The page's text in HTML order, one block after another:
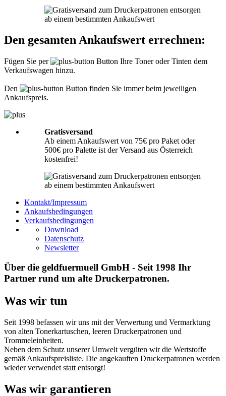
Informationen hierzu finden Sie unter Richtig packen.
Bitte legen Sie Ihrer Lieferung immer den
Angaben bei: Firmenname, Ansprechpartner, Adresse, Telefon- und
Faxnummer, Email-Adresse und Steuernummer. Falls Sie als Privatperson
senden, benötigen wir nur Ihren Namen, Adresse, Telefonnummer und
Tinten ist nicht erforderlich.
Den gesamten Ankaufswert errechnen:
Fügen Sie per
Button Ihre Toner oder Tinten dem
Verkaufswagen hinzu.
Den
Button finden Sie immer beim jeweiligen
Ankaufspreis.
Gratisversand
Ab einem Ankaufswert von 75€ pro Paket oder
500€ pro Palette ist der Versand aus Österreich
kostenfrei!
Kontakt/Impressum
Ankaufsbedingungen
Verkaufsbedingungen
Download
Datenschutz
Newsletter
Über die geldfuermuell GmbH - Seit 1998 Ihr
Partner rund um alte Druckerpatronen.
Was wir tun
Seit 1998 befassen wir uns mit der Verwertung und Vermarktung
von alten Tonerkartuschen, leeren Druckerpatronen und
Trommeleinheiten.
Neben dem Schutz unserer Umwelt vergüten wir die Wertstoffe
gemäß Ankaufspreisliste. Die angekauften Druckerpatronen werden
wieder verwendet statt entsorgt!
Was wir garantieren